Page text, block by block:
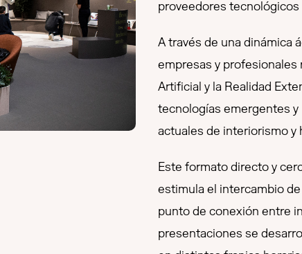
proveedores
A través de una dinámica
empresas y profesionales
Artificial y la Realidad
tecnologías emergentes
actuales de interiorismo y
Este formato directo y
estimula el intercambio
punto de conexión entre
presentaciones se